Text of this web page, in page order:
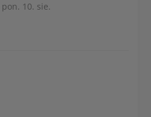
pon. 10. sie.